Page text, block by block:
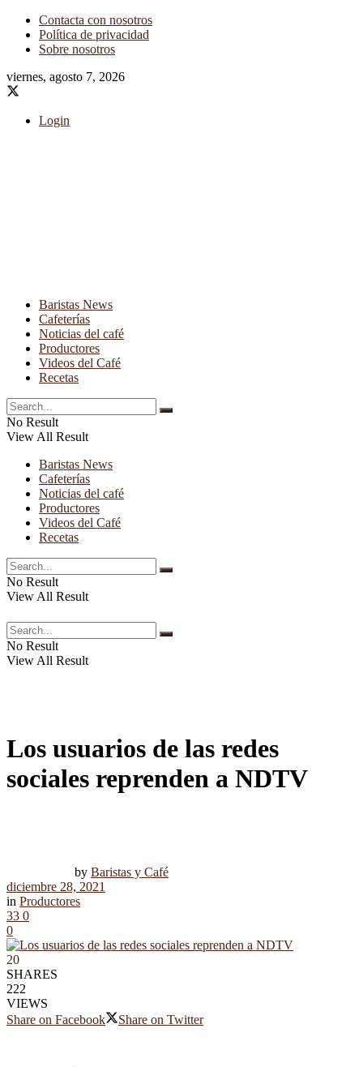
Contacta con nosotros
Política de privacidad
Sobre nosotros
viernes, agosto 7, 2026
Login
Baristas News
Cafeterías
Noticias del café
Productores
Videos del Café
Recetas
No Result
View All Result
Baristas News
Cafeterías
Noticias del café
Productores
Videos del Café
Recetas
No Result
View All Result
No Result
View All Result
Los usuarios de las redes
sociales reprenden a NDTV
by Baristas y Café
diciembre 28, 2021
in Productores
33 0
0
20
SHARES
222
VIEWS
Share on Facebook
Share on Twitter